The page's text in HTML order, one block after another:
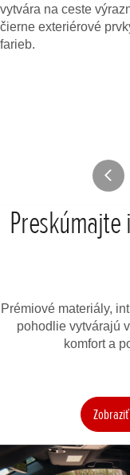
vytvára na ceste
čierne exteriérové
farieb.
Prémiové materiály,
pohodlie vytvárajú
komfort a